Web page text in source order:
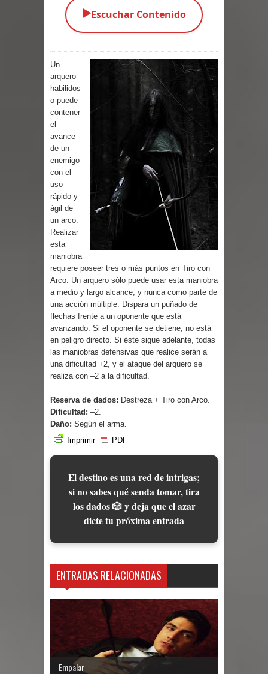
los Vivos
Parte 01: Escondido a Plena Luz
Parte 02: El Enemigo de mi Enemigo
Parte 06: Coletazos
Parte 05: Los Horrores del Infierno
Parte 04: Oídos Sordos
Parte 03: La Traición
Parte 02: Vuelve el Hijo Prodigo
Parte 03: Reflexiones
▶️Escuchar Contenido
Un
arquero
habilidos
o puede
contener
el
avance
de un
enemigo
con el
uso
rápido y
ágil de
un arco.
Realizar
esta
maniobra
requiere poseer tres o más puntos en Tiro con
Arco. Un arquero sólo puede usar esta maniobra
a medio y largo alcance, y nunca como parte de
una acción múltiple. Dispara un puñado de
flechas frente a un oponente que está
avanzando. Si el oponente se detiene, no está
en peligro directo. Si éste sigue adelante, todas
las maniobras defensivas que realice serán a
una dificultad +2, y el ataque del arquero se
realiza con –2 a la dificultad.
Reserva de dados: Destreza + Tiro con Arco.
Dificultad: –2.
Daño: Según el arma.
Imprimir
PDF
El destino es una red de intrigas;
si no sabes qué senda tomar, tira
los dados 🎲 y deja que el azar
dicte tu próxima entrada
ENTRADAS RELACIONADAS
Empalar